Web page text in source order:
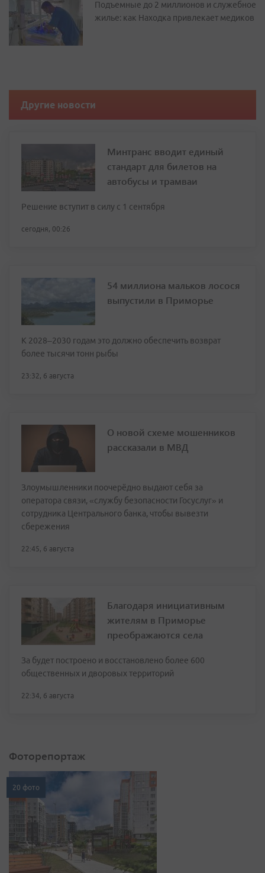
Подъемные до 2 миллионов и служебное
жилье: как Находка привлекает медиков
Другие новости
Минтранс вводит единый
стандарт для билетов на
автобусы и трамваи
Решение вступит в силу с 1 сентября
сегодня, 00:26
54 миллиона мальков лосося
выпустили в Приморье
К 2028–2030 годам это должно обеспечить возврат
более тысячи тонн рыбы
23:32, 6 августа
О новой схеме мошенников
рассказали в МВД
Злоумышленники поочерёдно выдают себя за
оператора связи, «службу безопасности Госуслуг» и
сотрудника Центрального банка, чтобы вывезти
сбережения
22:45, 6 августа
Благодаря инициативным
жителям в Приморье
преображаются села
За будет построено и восстановлено более 600
общественных и дворовых территорий
22:34, 6 августа
Фоторепортаж
20 фото